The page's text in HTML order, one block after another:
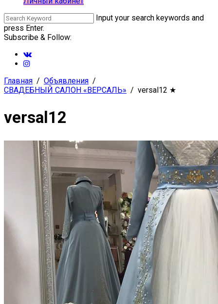
Input your search keywords and
press Enter.
Subscribe & Follow:
Главная
Объявления
СВАДЕБНЫЙ САЛОН «ВЕРСАЛЬ»
versal12 ★
versal12